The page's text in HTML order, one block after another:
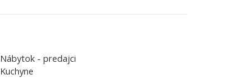
Nábytok - predajci
Kuchyne